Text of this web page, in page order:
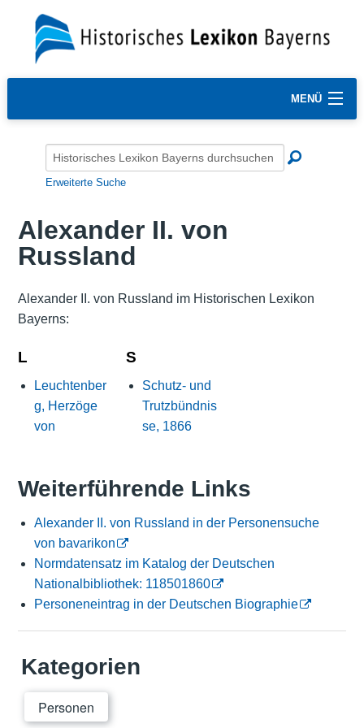
MENÜ
Erweiterte Suche
Alexander II. von
Russland
Alexander II. von Russland im Historischen Lexikon
Bayerns:
L
Leuchtenber
g, Herzöge
von
S
Schutz- und
Trutzbündnis
se, 1866
Weiterführende Links
Alexander II. von Russland in der Personensuche
von bavarikon
Normdatensatz im Katalog der Deutschen
Nationalbibliothek: 118501860
Personeneintrag in der Deutschen Biographie
Kategorien
Personen